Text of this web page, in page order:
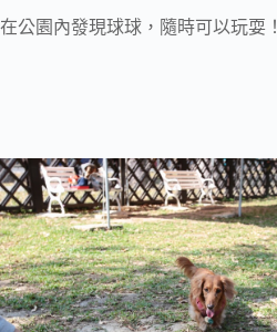
在公園內發現球球，隨時可以玩耍！